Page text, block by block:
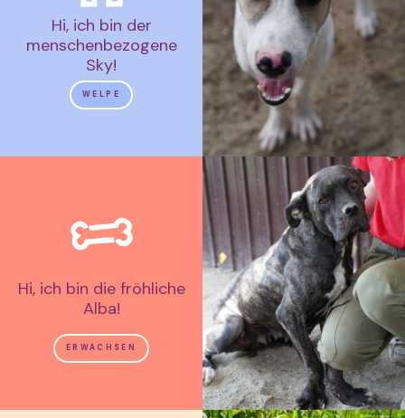
Hi, ich bin der
menschenbezogene
Sky!
WELPE
Hi, ich bin die fröhliche
Alba!
ERWACHSEN